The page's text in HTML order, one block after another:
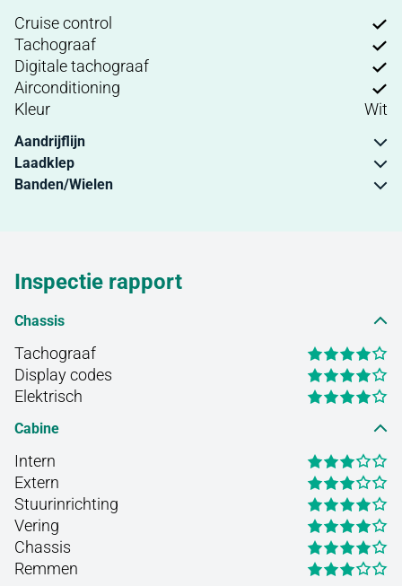
Cruise control
Tachograaf
Digitale tachograaf
Airconditioning
Kleur
Wit
Aandrijflijn
Laadklep
Banden/Wielen
Inspectie rapport
Chassis
Tachograaf
Display codes
Elektrisch
Cabine
Intern
Extern
Stuurinrichting
Vering
Chassis
Remmen